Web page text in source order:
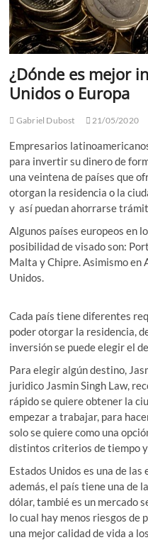
¿Dónde es mejor
Unidos o Europa
Gabriel Dubost 21/05/2020
Empresarios
para invertir su dinero de
una veintena de países que
otorgan la residencia o la
y así puedan ahorrarse
Algunos países europeos en
posibilidad de visado son:
Malta y Chipre. Asimismo en
Unidos.
Cada país tiene diferentes
poder otorgar la residencia,
inversión se puede elegir el
Para elegir algún destino,
juridico Jasmin Singh Law,
rápido se quiere obtener la
empezar a trabajar, para
solo se quiere como una
distintos criterios de tiempo
Estados Unidos es una de las
además, el país tiene una de
dólar, tambié es un mercado
lo cual hay menos riesgos de
una mejor calidad de vida a